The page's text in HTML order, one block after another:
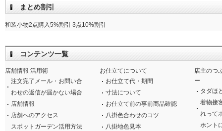
まとめ割引
和装小物2点購入5%割引 3点10%割引
コンテンツ一覧
店舗情報 活用術
注文完了メール・お問い合
わせの返信が届かない場合
店舗情報
店舗へのアクセス
スポットガーデン活用方法
お仕立てについて
お仕立て代・期間
寸法について
お仕立て前の事前商品確認
八掛色合わせのコツ
八掛地色見本
店主のつ
ー
タダほ
着物接
れって
ホント